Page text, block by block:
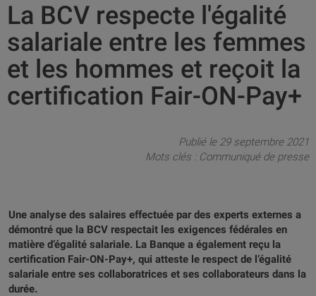
La BCV respecte l'égalité
salariale entre les femmes
et les hommes et reçoit la
certification Fair-ON-Pay+
Publié le 29 septembre 2021
Mots clés : Communiqué de presse
Une analyse des salaires effectuée par des experts externes a
démontré que la BCV respectait les exigences fédérales en
matière d’égalité salariale. La Banque a également reçu la
certification Fair-ON-Pay+, qui atteste le respect de l’égalité
salariale entre ses collaboratrices et ses collaborateurs dans la
durée.